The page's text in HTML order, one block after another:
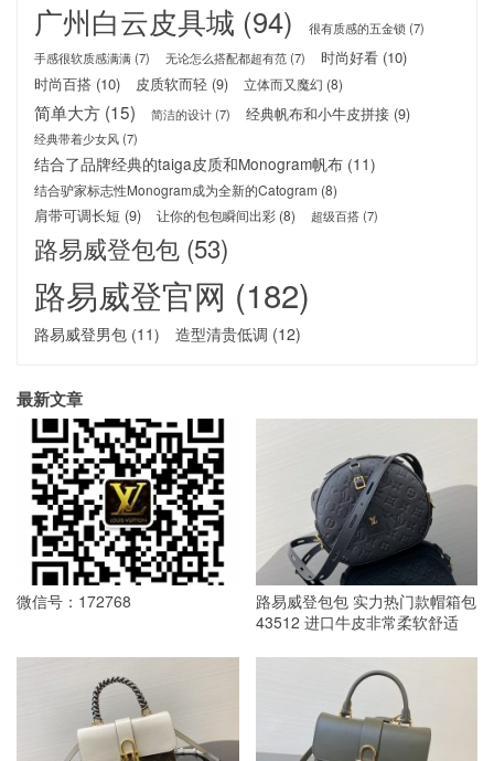
广州白云皮具城 (94) 很有质感的五金锁 (7)
手感很软质感满满(7) 无论怎么搭配都超有范(7) 时尚好看 (10)
时尚百搭 (10) 皮质软而轻 (9) 立体而又魔幻 (8)
简单大方 (15) 简洁的设计(7) 经典帆布和小牛皮拼接 (9)
经典带着少女风(7)
结合了品牌经典的taiga皮质和Monogram帆布 (11)
结合驴家标志性Monogram成为全新的Catogram (8)
肩带可调长短 (9) 让你的包包瞬间出彩 (8) 超级百搭(7)
路易威登包包 (53)
路易威登官网 (182)
路易威登男包 (11) 造型清贵低调 (12)
最新文章
微信号：172768
路易威登包包 实力热门款帽箱包
43512 进口牛皮非常柔软舒适